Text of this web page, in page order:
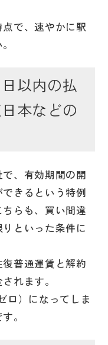
で、速やかに駅
以内の払
本などの
、有効期間の開
きるという特例
らも、買い間違
といった条件に
普通運賃と解約
れます。
ロ）になってしま
。